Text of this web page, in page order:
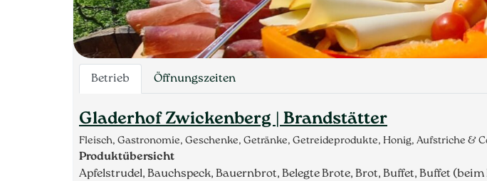
Betrieb Öffnungszeiten
Gladerhof Zwickenberg | Brandstätter
Fleisch, Gastronomie, Geschenke, Getränke, Getreideprodukte, Honig, Aufstriche &
Produktübersicht
Apfelstrudel, Bauchspeck, Bauernbrot, Belegte Brote, Brot, Buffet, Buffet